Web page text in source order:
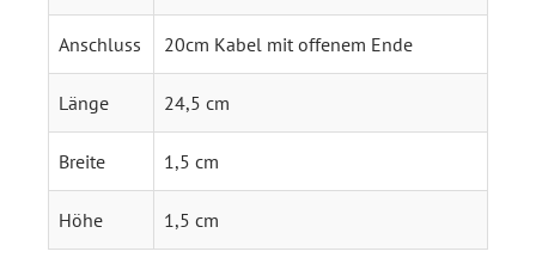
Anschluss 20cm Kabel mit offenem Ende
Länge 24,5 cm
Breite 1,5 cm
Höhe 1,5 cm